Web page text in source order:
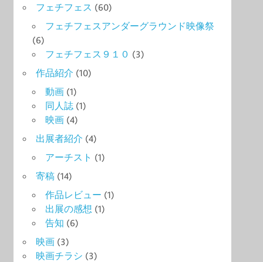
フェチフェス (60)
フェチフェスアンダーグラウンド映像祭
(6)
フェチフェス９１０ (3)
作品紹介 (10)
動画 (1)
同人誌 (1)
映画 (4)
出展者紹介 (4)
アーチスト (1)
寄稿 (14)
作品レビュー (1)
出展の感想 (1)
告知 (6)
映画 (3)
映画チラシ (3)